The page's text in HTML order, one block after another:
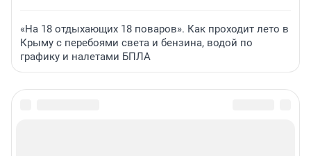
«На 18 отдыхающих 18 поваров». Как проходит лето в
Крыму с перебоями света и бензина, водой по
графику и налетами БПЛА